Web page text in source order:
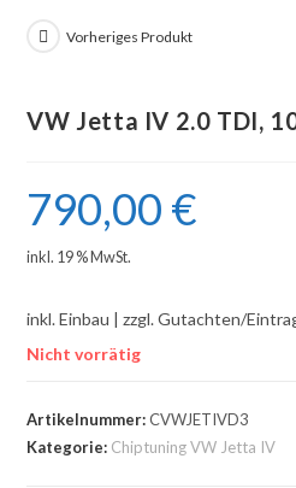
Vorheriges Produkt
VW Jetta IV 2.0 TDI,
790,00 €
inkl. 19 % MwSt.
inkl. Einbau | zzgl. Gutachten/
Nicht vorrätig
Artikelnummer:CVWJETIVD3
Kategorie: Chiptuning VW Jetta IV